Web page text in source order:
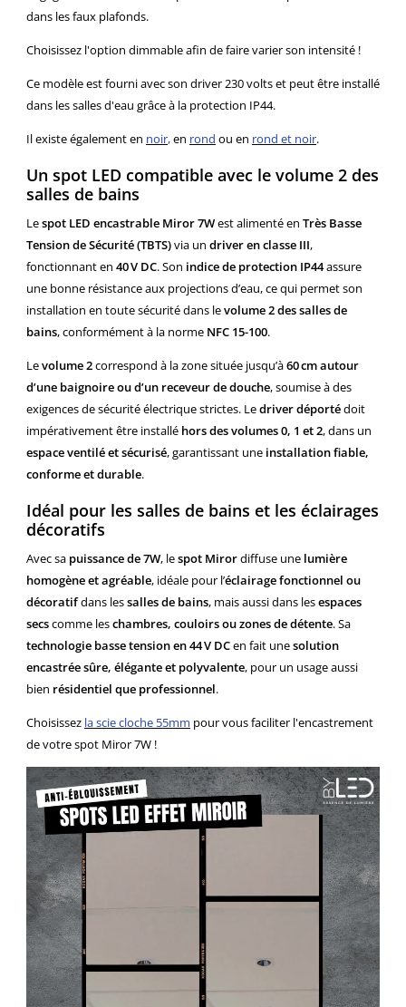
dans les faux plafonds.
Choisissez l'option dimmable afin de faire varier son intensité !
Ce modèle est fourni avec son driver 230 volts et peut être installé
dans les salles d'eau grâce à la protection IP44.
Il existe également en noir,en rond ou en rond et noir.
Un spot LED compatible avec le volume 2 des
salles de bains
Lespot LED encastrable Miror 7West alimenté en Très Basse
Tension de Sécurité (TBTS)via un driver en classe III,
fonctionnant en 40 V DC. Son indice de protection IP44assure
une bonne résistance aux projections d’eau, ce qui permet son
installation en toute sécurité dans levolume 2 des salles de
bains, conformément à la norme NFC 15-100.
Levolume 2correspond à la zone située jusqu’à60 cm autour
d’une baignoire ou d’un receveur de douche, soumise à des
exigences de sécurité électrique strictes. Ledriver déportédoit
impérativement être installé hors des volumes 0, 1 et 2, dans un
espace ventilé et sécurisé, garantissant une installation fiable,
conforme et durable.
Idéal pour les salles de bains et les éclairages
décoratifs
Avec sa puissance de 7W, lespot Mirordiffuse une lumière
homogène et agréable, idéale pour l’éclairage fonctionnel ou
décoratifdans lessalles de bains, mais aussi dans lesespaces
secscomme leschambres, couloirs ou zones de détente. Sa
technologie basse tension en 44 V DCen fait unesolution
encastrée sûre, élégante et polyvalente, pour un usage aussi
bien résidentiel que professionnel.
Choisissez la scie cloche 55mm pour vous faciliter l'encastrement
de votre spot Miror 7W !